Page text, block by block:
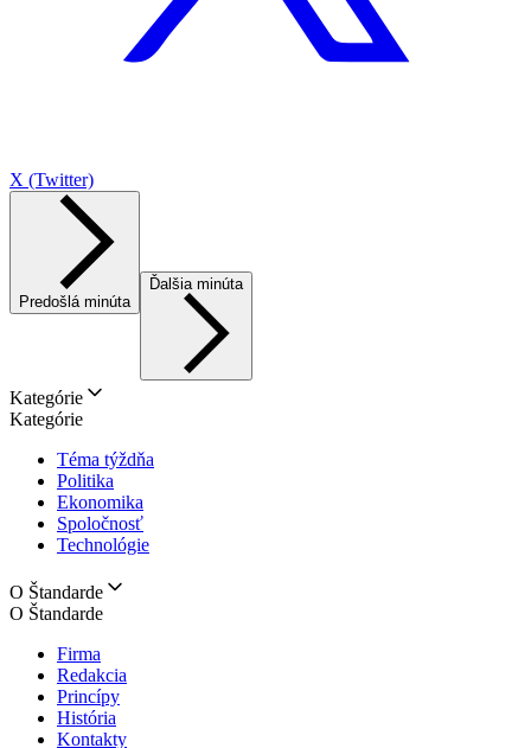
X (Twitter)
Predošlá minúta
Ďalšia minúta
Kategórie
Kategórie
Téma týždňa
Politika
Ekonomika
Spoločnosť
Technológie
O Štandarde
O Štandarde
Firma
Redakcia
Princípy
História
Kontakty